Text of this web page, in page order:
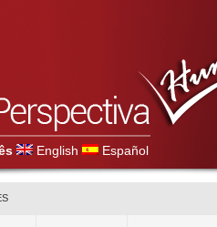
English Español